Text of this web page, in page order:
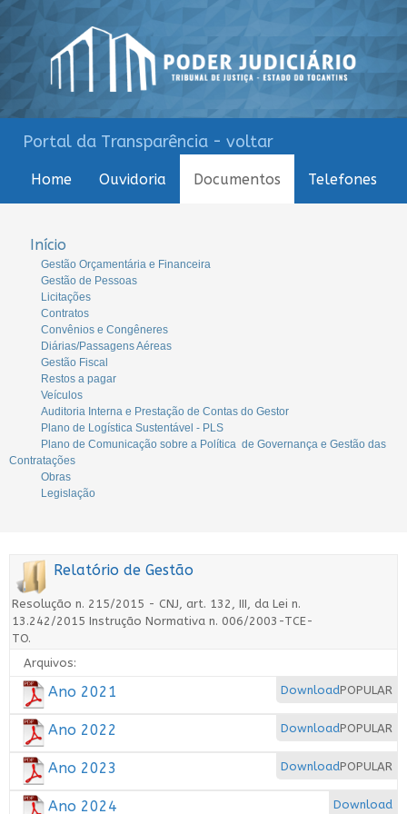
Portal da Transparência - voltar
Home Ouvidoria Documentos Telefones
Início
Gestão Orçamentária e Financeira
Gestão de Pessoas
Licitações
Contratos
Convênios e Congêneres
Diárias/Passagens Aéreas
Gestão Fiscal
Restos a pagar
Veículos
Auditoria Interna e Prestação de Contas do Gestor
Plano de Logística Sustentável - PLS
Plano de Comunicação sobre a Política de Governança e Gestão das
Contratações
Obras
Legislação
Relatório de Gestão
Resolução n. 215/2015 - CNJ, art. 132, III, da Lei n.
13.242/2015 Instrução Normativa n. 006/2003-TCE-
TO.
Arquivos:
POPULAR
Download
Ano 2021
POPULAR
Download
Ano 2022
POPULAR
Download
Ano 2023
Download
Ano 2024